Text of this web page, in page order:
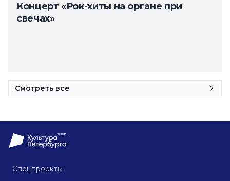
Концерт «Рок-хиты на органе при
свечах»
Смотреть все
Спецпроекты